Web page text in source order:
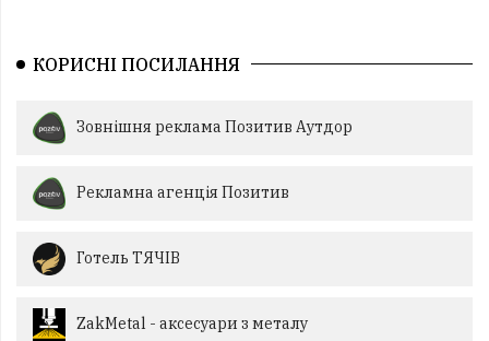
КОРИСНІ ПОСИЛАННЯ
Зовнішня реклама Позитив Аутдор
Рекламна агенція Позитив
Готель ТЯЧІВ
ZakMetal - аксесуари з металу